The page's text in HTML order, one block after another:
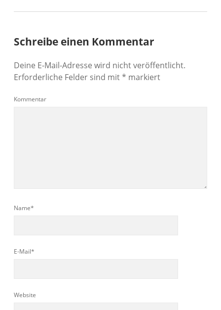
Schreibe einen Kommentar
Deine E-Mail-Adresse wird nicht veröffentlicht.
Erforderliche Felder sind mit* markiert
Kommentar
Name*
E-Mail*
Website